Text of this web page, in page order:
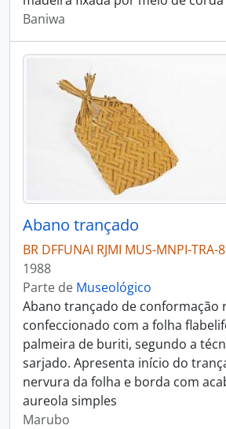
Baniwa
Abano trançado
BR DFFUNAI RJMI MUS-MNPI-TRA-
1988
Parte de Museológico
Abano trançado de conformação
confeccionado com a folha
palmeira de buriti, segundo a
sarjado. Apresenta início do
nervura da folha e borda com
aureola simples
Marubo